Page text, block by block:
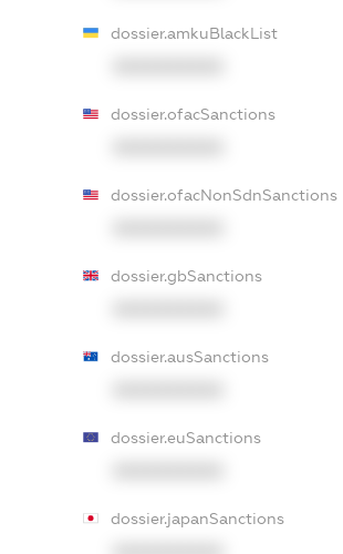
dossier.amkuBlackList
dossier.ofacSanctions
dossier.ofacNonSdnSanctions
dossier.gbSanctions
dossier.ausSanctions
dossier.euSanctions
dossier.japanSanctions